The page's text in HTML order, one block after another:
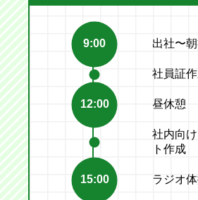
9:00 出社〜
社員証
12:00 昼休憩
社内向
ト作成
15:00 ラジオ